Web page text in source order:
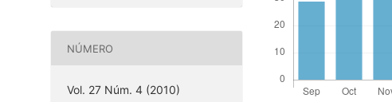
NÚMERO
Vol. 27 Núm. 4 (2010)